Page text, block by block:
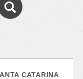
CATARINA